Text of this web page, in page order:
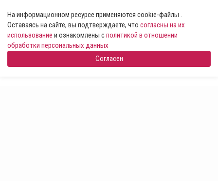
На информационном ресурсе применяются cookie-файлы .
Оставаясь на сайте, вы подтверждаете, что согласны на их
использование и ознакомлены сполитикой в отношении
обработки персональных данных
Согласен